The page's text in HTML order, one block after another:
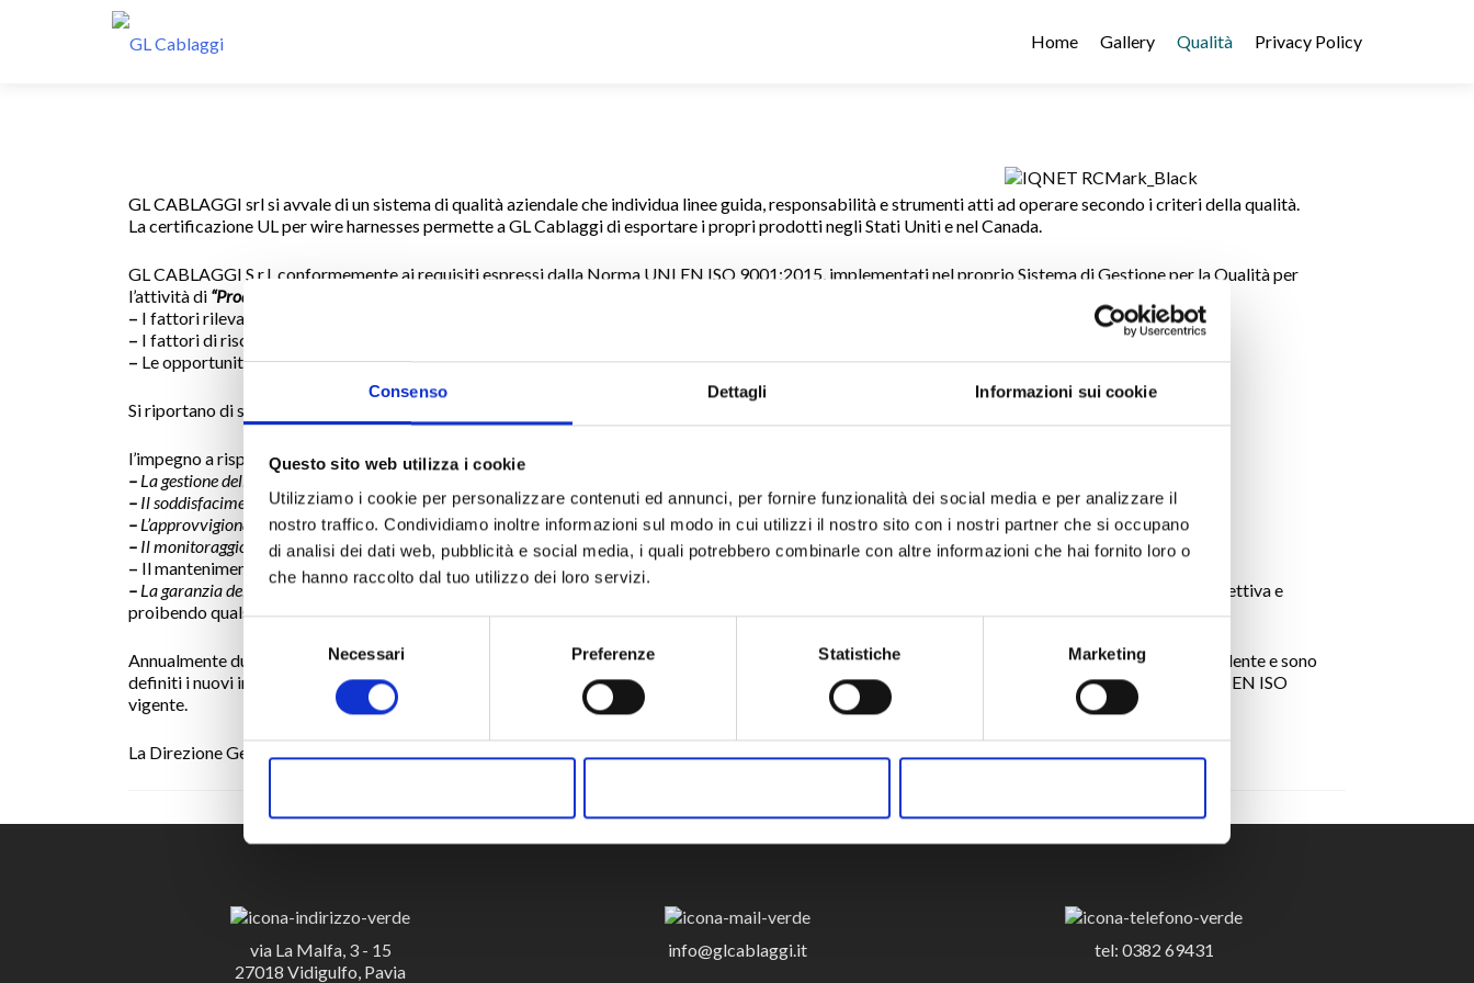
Consenso Dettagli Informazioni sui cookie
Questo sito web utilizza i cookie
Utilizziamo i cookie per personalizzare contenuti ed annunci, per fornire funzionalità dei social media e per analizzare il
nostro traffico. Condividiamo inoltre informazioni sul modo in cui utilizzi il nostro sito con i nostri partner che si occupano
di analisi dei dati web, pubblicità e social media, i quali potrebbero combinarle con altre informazioni che hai fornito loro o
che hanno raccolto dal tuo utilizzo dei loro servizi.
e
l
i
e
l
c
o
Necessari Preferenze Statistiche Marketing
Home Gallery Qualità Privacy Policy
GL CABLAGGI srl si avvale di un sistema di qualità aziendale che individua linee guida, responsabilità e strumenti atti ad operare secondo i criteri della qualità.
La certificazione UL per wire harnesses permette a GL Cablaggi di esportare i propri prodotti negli Stati Uniti e nel Canada.
GL CABLAGGI S.r.l. conformemente ai requisiti espressi dalla Norma UNI EN ISO 9001:2015, implementati nel proprio Sistema di Gestione per la Qualità per
l’attività di “Produzione di cablaggi e assemblaggi elettr
– I fattori rilevanti, esterni ed interni, che influenzano la propria capacità di raggiungere i risultati fissati dai propri obiettivi strategici
– I fattori di rischio al fine di prevenire o ridurre eventuali effetti indesiderati
– Le opportunità di miglioramento in modo da cogliere le stesse e pianificare eventuali azioni.
Si riportano di seguito alcuni dei fattori che GL CABLAGGI S.r.l. ritiene fondamentali per la propria attività, e si rinnova
l’impegno a rispettarli:
– La gestione delle risorse
– Il soddisfacimento dei requisiti cogenti, generali e del campo di applicazione, tramite certificazioni e documenti;
– L’approvvigionamento di materiali da fornitori in grado di fornire le certificazioni richieste dai propri clienti;
– Il monitoraggio dei processivolto al miglioramento continuo delle proprie performance;
– Il mantenimento dell’efficienza di infrastrutture ed impianti, al fine di garantire la conformità delle forniture secondo le esigenze dei propri clienti;
– La garanzia della sicurezzae del benessere del personale aziendale, rispettandone la libertà di associazione, i diritti previsti dalla contrattazione collettiva e
proibendo qualsiasi forma di discriminazione;
Annualmente durante il Riesame della Direzione, opportunamente verbalizzato, viene verificato il raggiungimento degli obiettivi fissati l’anno precedente e sono
definiti i nuovi impegni, tra i quali resta imperativo quello di mantenere costantemente il Sistema di Gestione della Qualità conforme alla Norma UNI EN ISO
vigente.
La Direzione Generale
via La Malfa, 3 - 15
27018 Vidigulfo, Pavia
info@glcablaggi.it tel: 0382 69431